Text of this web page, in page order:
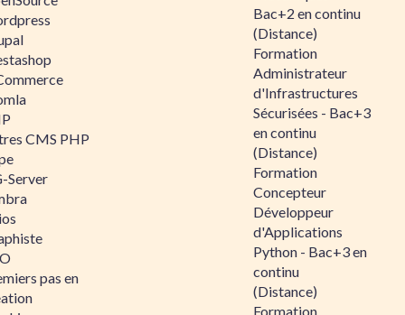
CMS PHP
Server
pas en
Bac+2 en continu
(Distance)
Formation
Administrateur
d'Infrastructures
Sécurisées - Bac+3
en continu
(Distance)
Formation
Concepteur
Développeur
d'Applications
Python - Bac+3 en
continu
(Distance)
Formation